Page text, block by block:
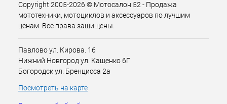
Copyright 2005-2026 © Мотосалон 52 - Продажа
мототехники, мотоциклов и аксессуаров по лучшим
ценам. Все права защищены.
Павлово ул. Кирова. 16
Нижний Новгород ул. Кащенко 6Г
Богородск ул. Бренцисса 2а
Посмотреть на карте